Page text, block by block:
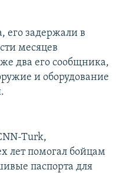
его задержали в
месяцев
два его сообщника,
и оборудование
Turk,
лет помогал бойцам
паспорта для